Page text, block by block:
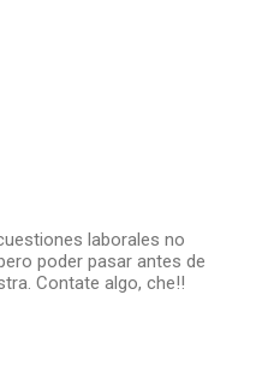
laborales no
poder pasar antes de
Contate algo, che!!